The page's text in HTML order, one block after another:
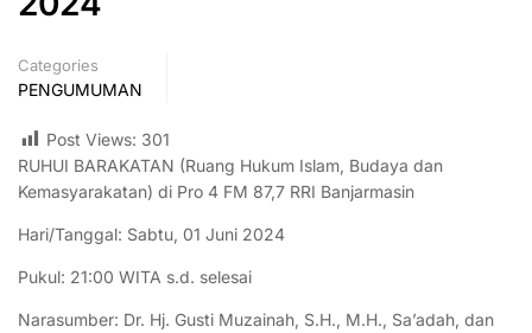
Categories
PENGUMUMAN
Post Views: 301
RUHUI BARAKATAN (Ruang Hukum Islam, Budaya dan
Kemasyarakatan) di Pro 4 FM 87,7 RRI Banjarmasin
Hari/Tanggal: Sabtu, 01 Juni 2024
Pukul: 21:00 WITA s.d. selesai
Narasumber: Dr. Hj. Gusti Muzainah, S.H., M.H., Sa’adah, dan